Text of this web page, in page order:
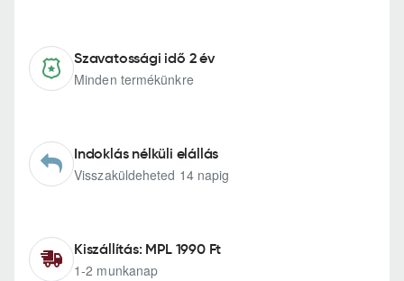
Szavatossági idő 2 év
Minden termékünkre
Indoklás nélküli elállás
Visszaküldeheted 14 napig
Kiszállítás: MPL 1990 Ft
1-2 munkanap